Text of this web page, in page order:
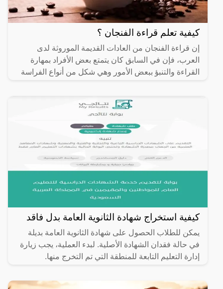
كيفية تعلم قراءة الفنجان ؟
إن قراءة الفنجان من العادات القديمة الموروثة لدى
العرب، فإن في السابق كان يتمتع بعض الأفراد بمهارة
القراءة والتنبؤ ببعض الأمور وهي شكل من أنواع الفراسة
كيفية استخراج شهادة الثانوية العامة بدل فاقد
يمكن للطلاب الحصول على شهادة الثانوية العامة بديلة
في حالة فقدان الشهادة الأصلية. لبدء العملية، يجب زيارة
إدارة التعليم التابعة للمنطقة التي تم التخرج منها.